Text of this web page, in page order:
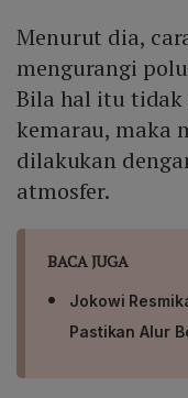
Menurut dia,
mengurangi
Bila hal itu tidak
kemarau, maka
dilakukan
atmosfer.
BACA JUGA
Jokowi
Pastikan Alur